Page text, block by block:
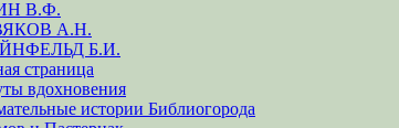
В.Ф.
А.Н.
Б.И.
страница
вдохновения
истории Библиогорода